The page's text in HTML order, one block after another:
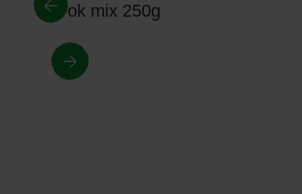
Wok mix 250g